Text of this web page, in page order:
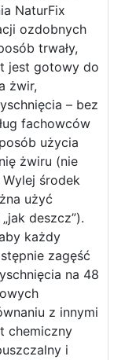
NaturFix
ozdobnych
trwały,
jest gotowy do
żwir,
– bez
fachowców
użycia
żwiru (nie
środek
użyć
deszcz”).
każdy
zagęść
na 48
z innymi
chemiczny
i